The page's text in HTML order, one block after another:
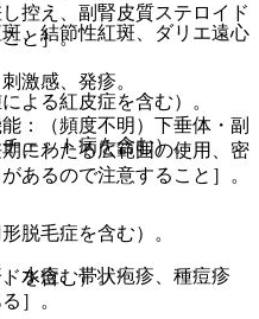
控え、副腎皮質ステロイド
と］。
激感、発疹。
：（頻度不明）下垂体・副
にわたる広範囲の使用、密
あるので注意すること］。
水痘、帯状疱疹、種痘疹
］。
、結節性紅斑、ダリエ遠心
よる紅皮症を含む）。
ェット病を含む）。
脱毛症を含む）。
を含む）。